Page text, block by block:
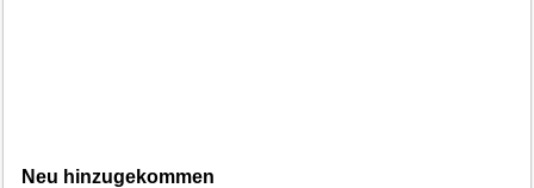
Neu hinzugekommen